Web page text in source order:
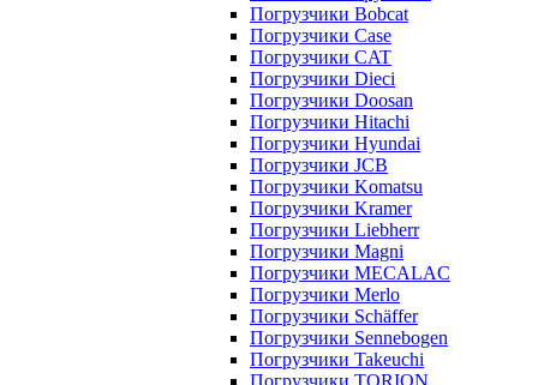
Погрузчики Bobcat
Погрузчики Case
Погрузчики CAT
Погрузчики Dieci
Погрузчики Doosan
Погрузчики Hitachi
Погрузчики Hyundai
Погрузчики JCB
Погрузчики Komatsu
Погрузчики Kramer
Погрузчики Liebherr
Погрузчики Magni
Погрузчики MECALAC
Погрузчики Merlo
Погрузчики Schäffer
Погрузчики Sennebogen
Погрузчики Takeuchi
Погрузчики TORION